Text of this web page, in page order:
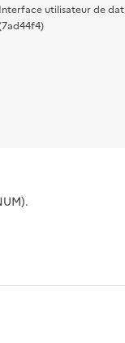
Interface utilisateur de